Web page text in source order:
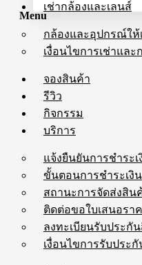
เช่ากล้องและเลนส์
กล้องและอุปกรณ์ให้
เงื่อนไขการเช่าและ
จองสินค้า
รีวิว
กิจกรรม
บริการ
แจ้งยืนยันการชำระเ
ขั้นตอนการชำระเงิน
สถานะการจัดส่งสิน
ติดต่อขอใบเสนอรา
ลงทะเบียนรับประกั
เงื่อนไขการรับประกั
Menu